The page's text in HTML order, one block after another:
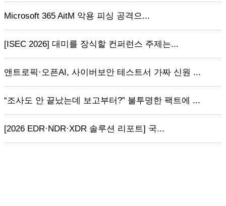
Microsoft 365 AitM 악용 피싱 공격으...
[ISEC 2026] 대미를 장식할 컨퍼런스 주제는...
앤트로픽·오픈AI, 사이버보안 테스트서 가짜 신원 ...
“조사도 안 끝났는데 보고부터?” 불투명한 팩트에 ...
[2026 EDR·NDR·XDR 솔루션 리포트] 국...